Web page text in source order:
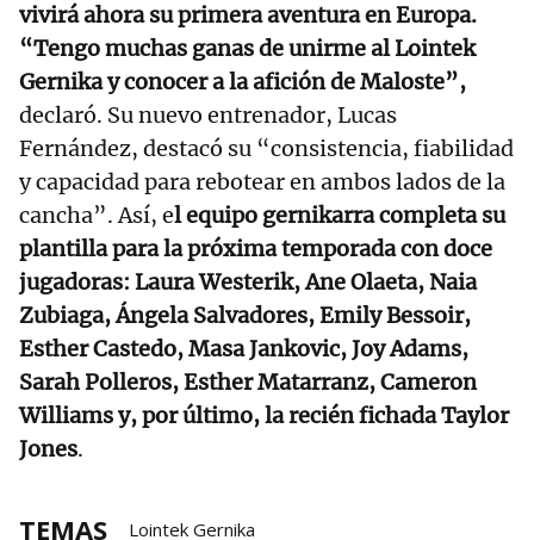
vivirá ahora su primera aventura en Europa.
“Tengo muchas ganas de unirme al Lointek
Gernika y conocer a la afición de Maloste”,
declaró. Su nuevo entrenador, Lucas
Fernández, destacó su “consistencia, fiabilidad
y capacidad para rebotear en ambos lados de la
cancha”. Así, el equipo gernikarra completa su
plantilla para la próxima temporada con doce
jugadoras: Laura Westerik, Ane Olaeta, Naia
Zubiaga, Ángela Salvadores, Emily Bessoir,
Esther Castedo, Masa Jankovic, Joy Adams,
Sarah Polleros, Esther Matarranz, Cameron
Williams y, por último, la recién fichada Taylor
Jones.
TEMAS Lointek Gernika